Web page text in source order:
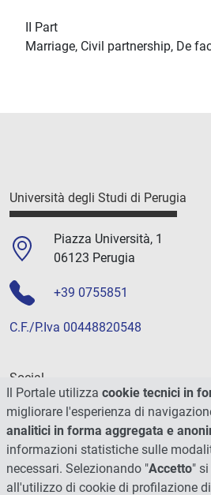
II Part
Marriage, Civil partnership, De
Università degli Studi di Perugia
Piazza Università, 1
06123 Perugia
+39 0755851
C.F./P.Iva 00448820548
Social
Il Portale utilizza cookie tecnici in
migliorare l'esperienza di
analitici in forma aggregata e
informazioni statistiche sulle
necessari. Selezionando "Accetto"
all'utilizzo di cookie di profilazione